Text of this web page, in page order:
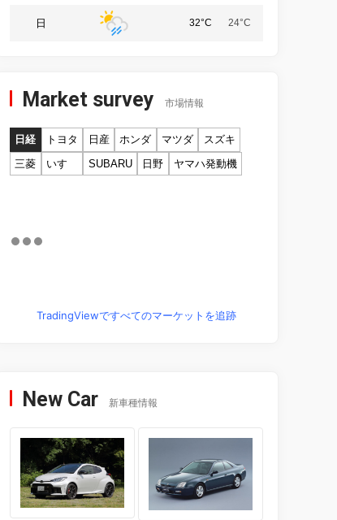
日 32°C 24°C
Market survey 市場情報
日経 トヨタ 日産 ホンダ マツダ
スズキ
三菱
いすゞ SUBARU 日野 ヤマハ発動機
TradingViewですべてのマーケットを追跡
New Car 新車種情報